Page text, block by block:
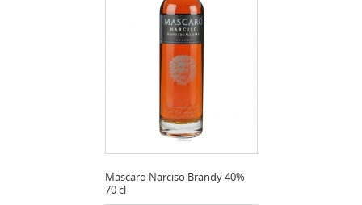
Mascaro Narciso Brandy 40%
70 cl